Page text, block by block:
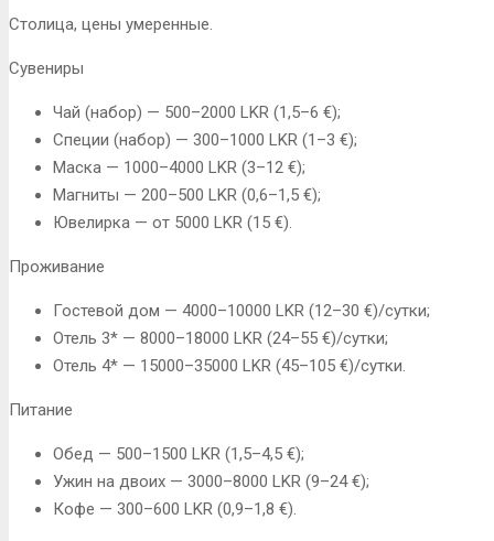
Столица, цены умеренные.
Сувениры
Чай (набор) — 500–2000 LKR (1,5–6 €);
Специи (набор) — 300–1000 LKR (1–3 €);
Маска — 1000–4000 LKR (3–12 €);
Магниты — 200–500 LKR (0,6–1,5 €);
Ювелирка — от 5000 LKR (15 €).
Проживание
Гостевой дом — 4000–10000 LKR (12–30 €)/сутки;
Отель 3* — 8000–18000 LKR (24–55 €)/сутки;
Отель 4* — 15000–35000 LKR (45–105 €)/сутки.
Питание
Обед — 500–1500 LKR (1,5–4,5 €);
Ужин на двоих — 3000–8000 LKR (9–24 €);
Кофе — 300–600 LKR (0,9–1,8 €).